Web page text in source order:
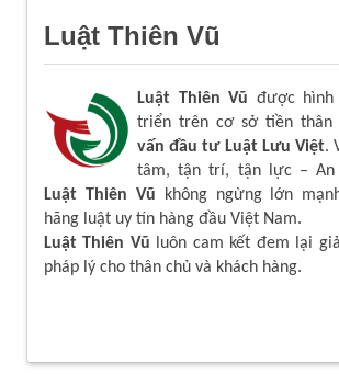
Luật Thiên Vũ
Luật Thiên Vũ được hình
triển trên cơ sở tiền thân
vấn đầu tư Luật Lưu Việt.
tâm, tận trí, tận lực – An
Luật Thiên Vũ không ngừng lớn
hãng luật uy tín hàng đầu Việt Nam.
Luật Thiên Vũ luôn cam kết đem lại
pháp lý cho thân chủ và khách hàng.